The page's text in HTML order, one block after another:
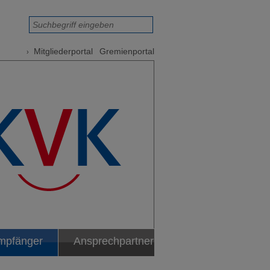
Mitgliederportal Gremienportal
Ansprechpartner